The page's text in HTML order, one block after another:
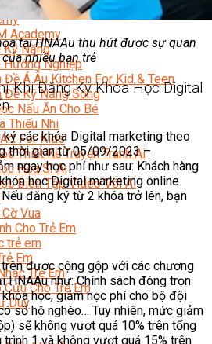
For Kids
Academy
Kỹ Năng
Hướng Nghiệp
Đề Á Âu Kitchen For Kid & Teen
Đề Kỹ Năng Sống
Nấu Ăn Cho Bé
Thiếu Nhi
For Kids
Thiết Kế Truyện Tranh Ai
Họa Sĩ Ai
Biên Tập Video Với Ai
Vua
Cho Trẻ Em
trẻ em
Em
Trẻ Em
Cứu Cho Trẻ Em
Duy
tại HNAAu thu hút được sự quan
nhiều bạn trẻ
Khi Đăng Ký Khóa Học Digital
các khóa Digital marketing theo
thời gian từ 05/09/2023 –
ngay học phí như sau: Khách hàng
học Digital marketing online
đăng ký từ 2 khóa trở lên, bạn
trên được cộng gộp với các chương
HNAAu như: Chính sách đóng trọn
học, giảm học phí cho bộ đội
sổ hộ nghèo… Tuy nhiên, mức giảm
sẽ không vượt quá 10% trên tổng
1 và không vượt quá 15% trên